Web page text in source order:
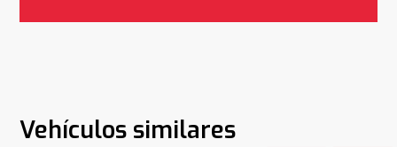
Vehículos similares